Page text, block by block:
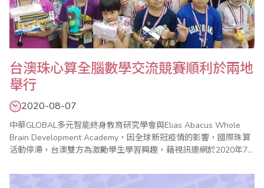
台澳珠心算全腦數學交流競賽順利於兩地
舉行
2020-08-07
中華GLOBAL多元智能終身教育研究學會與Elias Abacus Whole
Brain Development Academy，因全球新冠疫情的影響，國際珠算
活動停滯，台澳雙方為激勵學生學習興趣，藉視訊連網於2020年7
事務繁多，尤其在澳洲，因為禁止群聚的命令遲遲無法解除，比賽